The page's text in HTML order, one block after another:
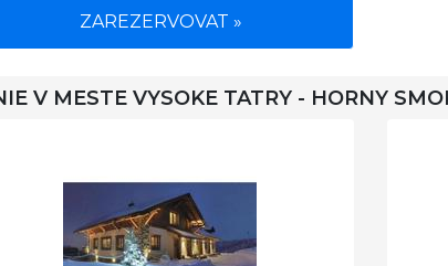
ZAREZERVOVAT »
V MESTE VYSOKE TATRY - HORNY